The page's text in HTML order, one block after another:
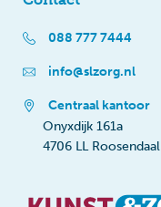
088 777 7444
info@slzorg.nl
Centraal kantoor
Onyxdijk 161a
4706 LL Roosendaal